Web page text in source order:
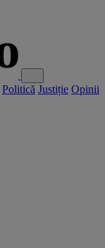
Politică Justiție Opinii